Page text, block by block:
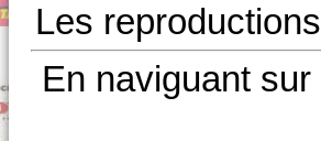
Les
En naviguant